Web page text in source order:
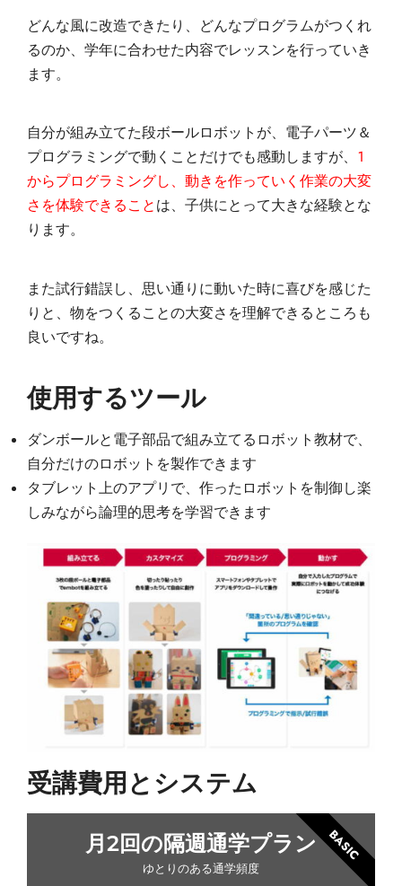
どんな風に改造できたり、どんなプログラムがつくれ
るのか、学年に合わせた内容でレッスンを行っていき
ます。
自分が組み立てた段ボールロボットが、電子パーツ＆
プログラミングで動くことだけでも感動しますが、 １
からプログラミングし、動きを作っていく作業の大変
さを体験できることは、子供にとって大きな経験とな
ります。
また試行錯誤し、思い通りに動いた時に喜びを感じた
りと、物をつくることの大変さを理解できるところも
良いですね。
使用するツール
ダンボールと電子部品で組み立てるロボット教材で、
自分だけのロボットを製作できます
タブレット上のアプリで、作ったロボットを制御し楽
しみながら論理的思考を学習できます
受講費用とシステム
月2回の隔週通学プラン
ゆとりのある通学頻度
BASIC